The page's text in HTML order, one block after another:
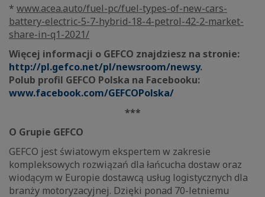
* www.acea.auto/fuel-pc/fuel-types-of-new-cars-
battery-electric-5-7-hybrid-18-4-petrol-42-2-market-
share-in-q1-2021/
Więcej informacji o GEFCO znajdziesz na stronie:
http://pl.gefco.net/pl/newsroom/newsy.
Polub profil GEFCO Polska na Facebooku:
www.facebook.com/GEFCOPolska/
***
O Grupie GEFCO
GEFCO jest światowym ekspertem w zakresie
kompleksowych rozwiązań dla łańcucha dostaw oraz
wiodącym w Europie dostawcą usług logistycznych dla
branży motoryzacyjnej. Dzięki ponad 70-letniemu